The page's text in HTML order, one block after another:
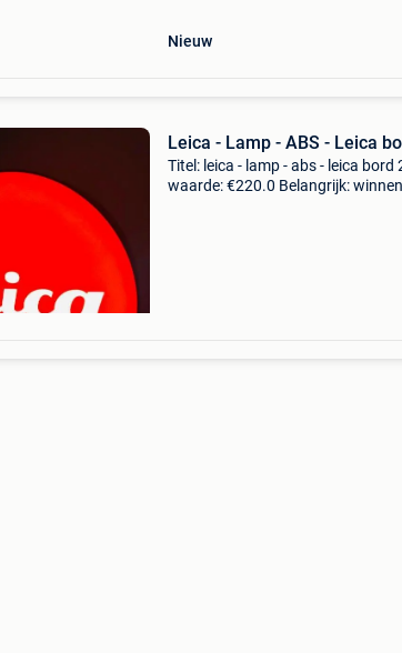
Nieuw
Leica - Lamp - ABS - Leica
Titel: leica - lamp - abs - leica
waarde: €220.0 Belangrijk: